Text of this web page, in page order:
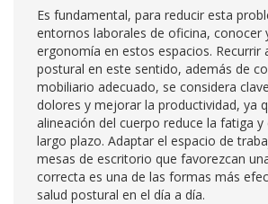
Es fundamental, para reducir esta
entornos laborales de oficina, conocer
ergonomía en estos espacios. Recurrir
postural en este sentido, además de
mobiliario adecuado, se considera
dolores y mejorar la productividad, ya
alineación del cuerpo reduce la fatiga y
largo plazo. Adaptar el espacio de
mesas de escritorio que favorezcan
correcta es una de las formas más
salud postural en el día a día.